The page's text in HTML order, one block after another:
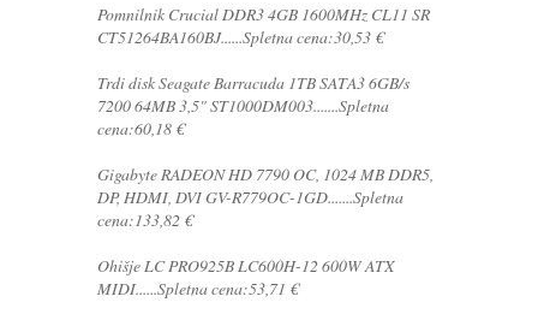
Pomnilnik Crucial DDR3 4GB 1600MHz CL11 SR
CT51264BA160BJ......Spletna cena:30,53 €
Trdi disk Seagate Barracuda 1TB SATA3 6GB/s
7200 64MB 3,5" ST1000DM003.......Spletna
cena:60,18 €
Gigabyte RADEON HD 7790 OC, 1024 MB DDR5,
DP, HDMI, DVI GV-R779OC-1GD.......Spletna
cena:133,82 €
Ohišje LC PRO925B LC600H-12 600W ATX
MIDI......Spletna cena:53,71 €